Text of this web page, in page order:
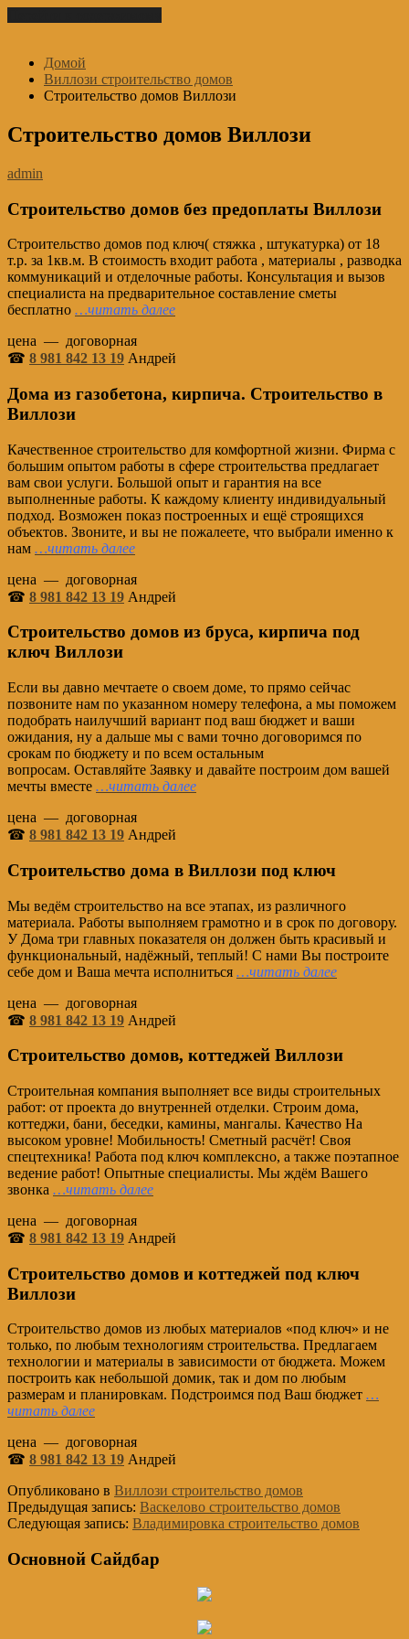
Домой
Виллози cтроительство домов
Строительство домов Виллози
Строительство домов Виллози
admin
Строительство домов без предоплаты Виллози
Строительство домов под ключ( стяжка , штукатурка) от 18
т.р. за 1кв.м. В стоимость входит работа , материалы , разводка
коммуникаций и отделочные работы. Консультация и вызов
специалиста на предварительное составление сметы
бесплатно …читать далее
цена — договорная
☎ 8 981 842 13 19 Андрей
Дома из газобетона, кирпича. Строительство в
Виллози
Качественное строительство для комфортной жизни. Фирма с
большим опытом работы в сфере строительства предлагает
вам свои услуги. Большой опыт и гарантия на все
выполненные работы. К каждому клиенту индивидуальный
подход. Возможен показ построенных и ещё строящихся
объектов. Звоните, и вы не пожалеете, что выбрали именно к
нам …читать далее
цена — договорная
☎ 8 981 842 13 19 Андрей
Строительство домов из бруса, кирпича под
ключ Виллози
Если вы давно мечтаете о своем доме, то прямо сейчас
позвоните нам по указанном номеру телефона, а мы поможем
подобрать наилучший вариант под ваш бюджет и ваши
ожидания, ну а дальше мы с вами точно договоримся по
срокам по бюджету и по всем остальным
вопросам. Оставляйте Заявку и давайте построим дом вашей
мечты вместе …читать далее
цена — договорная
☎ 8 981 842 13 19 Андрей
Строительство дома в Виллози под ключ
Мы ведём строительство на все этапах, из различного
материала. Работы выполняем грамотно и в срок по договору.
У Дома три главных показателя он должен быть красивый и
функциональный, надёжный, теплый! С нами Вы построите
себе дом и Ваша мечта исполниться …читать далее
цена — договорная
☎ 8 981 842 13 19 Андрей
Строительство домов, коттеджей Виллози
Строительная компания выполняет все виды строительных
работ: от проекта до внутренней отделки. Строим дома,
коттеджи, бани, беседки, камины, мангалы. Качество На
высоком уровне! Мобильность! Сметный расчёт! Своя
спецтехника! Работа под ключ комплексно, а также поэтапное
ведение работ! Опытные специалисты. Мы ждём Вашего
звонка …читать далее
цена — договорная
☎ 8 981 842 13 19 Андрей
Строительство домов и коттеджей под ключ
Виллози
Строительство домов из любых материалов «под ключ» и не
только, по любым технологиям строительства. Предлагаем
технологии и материалы в зависимости от бюджета. Можем
построить как небольшой домик, так и дом по любым
размерам и планировкам. Подстроимся под Ваш бюджет …
читать далее
цена — договорная
☎ 8 981 842 13 19 Андрей
Опубликовано в Виллози cтроительство домов
Предыдущая запись: Васкелово cтроительство домов
Следующая запись: Владимировка cтроительство домов
Основной Сайдбар